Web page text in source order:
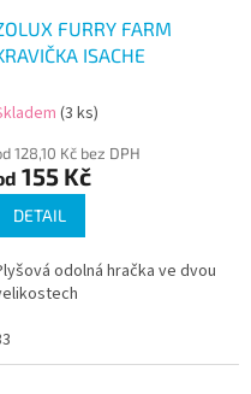
FURRY FARM
ISACHE
(3 ks)
128,10 Kč bez DPH
155 Kč
DETAIL
odolná hračka ve dvou